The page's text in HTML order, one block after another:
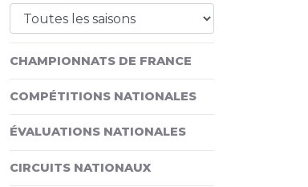
CHAMPIONNATS DE FRANCE
COMPÉTITIONS NATIONALES
ÉVALUATIONS NATIONALES
CIRCUITS NATIONAUX